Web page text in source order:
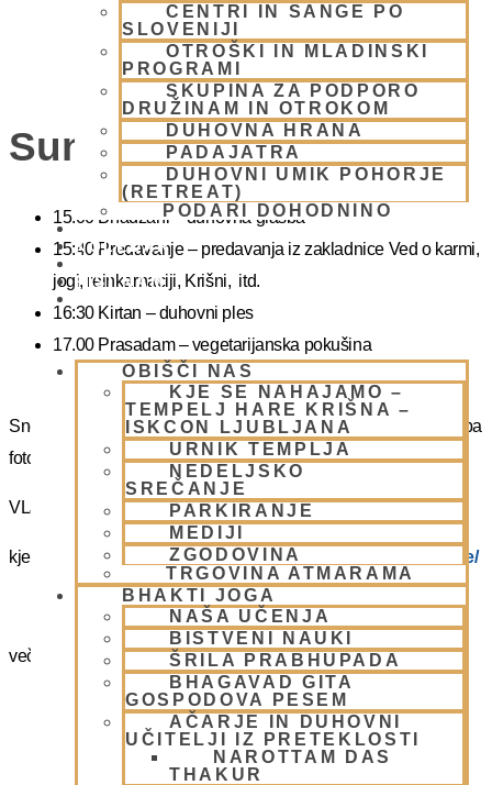
CENTRI IN SANGE PO
SLOVENIJI
OTROŠKI IN MLADINSKI
PROGRAMI
SKUPINA ZA PODPORO
DRUŽINAM IN OTROKOM
DUHOVNA HRANA
PADAJATRA
DUHOVNI UMIK POHORJE
(RETREAT)
PODARI DOHODNINO
DONIRAJ
KOLEDAR
VAŠA VPRAŠANJA
PIŠI NAM
OBIŠČI NAS
KJE SE NAHAJAMO –
TEMPELJ HARE KRIŠNA –
ISKCON LJUBLJANA
URNIK TEMPLJA
NEDELJSKO
SREČANJE
PARKIRANJE
MEDIJI
ZGODOVINA
TRGOVINA ATMARAMA
BHAKTI JOGA
NAŠA UČENJA
BISTVENI NAUKI
ŠRILA PRABHUPADA
BHAGAVAD GITA
GOSPODOVA PESEM
AČARJE IN DUHOVNI
UČITELJI IZ PRETEKLOSTI
NAROTTAM DAS
THAKUR
Sunday Feast
15.00 Bhadžani – duhovna glasba
15:40 Predavanje – predavanja iz zakladnice Ved o karmi,
jogi, reinkarnaciji, Krišni, itd.
16:30 Kirtan – duhovni ples
17.00 Prasadam – vegetarijanska pokušina
19.00 Program plus – duhovna glasba
Snemanje in slikanje gostov je v templju prepovedano. Lahko pa
fotografirate slikate božanstva in slike v dvorani.
VLJUDNO VABLJENI
kje in kako parkirati – https://www.harekrisna.net/parkiranje/
več info na spodnji povezavi
NEDELJSKO SREČANJE